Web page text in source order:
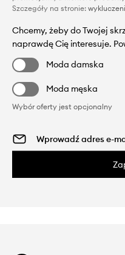
Szczegóły na stronie:
Chcemy, żeby do Twojej
naprawdę Cię interesuje.
Moda damska
Moda męska
Wybór oferty jest opcjonalny